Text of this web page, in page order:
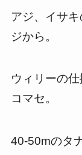
アジ、イサ
ジから。
ウィリーの
コマセ。
40-50mのタ